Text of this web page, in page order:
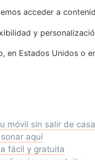
acceder a
y
en Estados Unidos o
móvil sin salir de casa
aquí
fácil y gratuita